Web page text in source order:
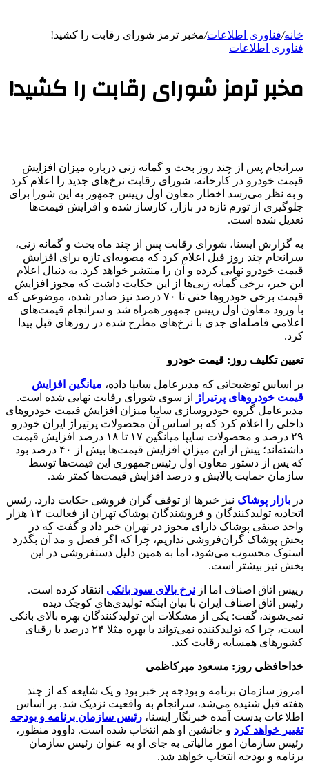
خانه/فناوری اطلاعات/مخبر ترمز شورای رقابت را کشید!
فناوری اطلاعات
مخبر ترمز شورای رقابت را کشید!
سرانجام پس از چند روز بحث و گمانه زنی‌ درباره میزان افزایش
قیمت خودرو در کارخانه، شورای رقابت نرخ‌های جدید را اعلام کرد
و به نظر می‌رسد اخطار معاون اول رییس جمهور به این شورا برای
جلوگیری از تورم تازه در بازار، کارساز شده و افزایش قیمت‌ها
تعدیل شده است.
به گزارش ایسنا، شورای رقابت پس از چند ماه بحث و گمانه زنی،
سرانجام چند روز قبل اعلام کرد که مصوبه‌ای تازه برای افزایش
قیمت خودرو نهایی کرده و آن را منتشر خواهد کرد. به دنبال اعلام
این خبر، برخی گمانه زنی‌ها از این حکایت داشت که مجوز افزایش
قیمت برخی خودروها حتی تا ۷۰ درصد نیز صادر شده، موضوعی که
با ورود معاون اول رییس جمهور همراه شد و سرانجام قیمت‌های
اعلامی فاصله‌ای جدی با نرخ‌های مطرح شده در روزهای قبل پیدا
کرد.
تعیین تکلیف روز: قیمت خودرو
بر اساس توضیحاتی که مدیرعامل سایپا داده، میانگین افزایش
قیمت خودروهای پرتیراژ
از سوی شورای رقابت نهایی شده است.
مدیرعامل گروه خودروسازی سایپا میزان افزایش قیمت‌ خودروهای
داخلی را اعلام کرد که بر اساس آن محصولات پرتیراژ ایران خودرو
۲۹ درصد و محصولات سایپا میانگین ۱۷ تا ۱۸ درصد افزایش قیمت
داشته‌اند؛ پیش از این میزان افزایش قیمت‌ها بیش از ۴۰ درصد بود
که پس از دستور معاون اول رئیس‌جمهوری این قیمت‌ها توسط
سازمان حمایت پالایش و درصد افزایش قیمت‌ها کمتر شد.
در بازار پوشاک نیز خبرها از توقف گران فروشی حکایت دارد. رئیس
اتحادیه تولیدکنندگان و فروشندگان پوشاک تهران از فعالیت ۱۲ هزار
واحد صنفی پوشاک دارای مجوز در تهران خبر داد و گفت که در
بخش پوشاک گران‌فروشی نداریم، چرا که اگر فصل و مد آن بگذرد
استوک محسوب می‌شود، اما به همین دلیل دستفروشی در این
بخش نیز بیشتر است.
رییس اتاق اصناف اما از نرخ بالای سود بانکی انتقاد کرده است.
رئیس اتاق اصناف ایران با بیان اینکه تولیدی‌های کوچک دیده
نمی‌شوند، گفت: یکی از مشکلات این تولیدکنندگان بهره بالای بانکی
است، چرا که تولیدکننده نمی‌تواند با بهره مثلا ۲۴ درصد با رقبای
کشورهای همسایه رقابت کند.
خداحافظی روز: مسعود میرکاظمی
امروز سازمان برنامه و بودجه پر خبر بود و یک شایعه که از چند
هفته قبل شنیده می‌شد، سرانجام به واقعیت نزدیک شد. بر اساس
اطلاعات بدست آمده خبرنگار ایسنا، رئیس سازمان برنامه و بودجه
تغییر خواهد کرد و جانشین او هم انتخاب شده است. داوود منظور،
رئیس سازمان امور مالیاتی به جای او به عنوان رئیس سازمان
برنامه و بودجه انتخاب خواهد شد.